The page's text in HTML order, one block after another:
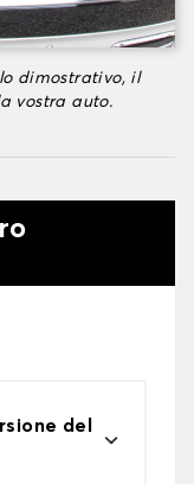
dimostrativo, il
vostra auto.
del